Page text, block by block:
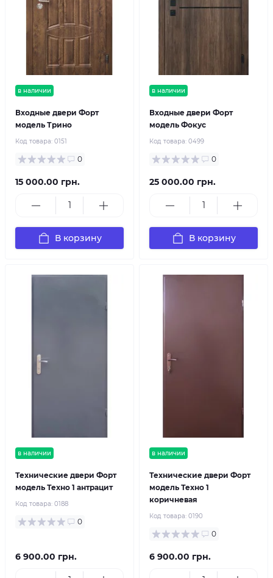
в наличии
Входные двери Форт
модель Трино
Код товара: 0151
0
15 000.00 грн.
В корзину
в наличии
Входные двери Форт
модель Фокус
Код товара: 0499
0
25 000.00 грн.
В корзину
в наличии
Технические двери Форт
модель Техно 1 антрацит
Код товара: 0188
0
6 900.00 грн.
в наличии
Технические двери Форт
модель Техно 1
коричневая
Код товара: 0190
0
6 900.00 грн.